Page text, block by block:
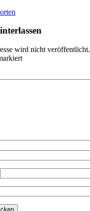
wird nicht veröffentlicht.